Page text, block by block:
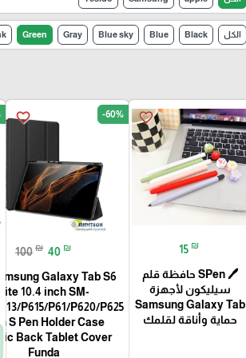
الكل Black
Blue
Blue sky
Gray
Green
favorite_border
15 ₪
🖊️ SPen حافظة قلم
سيليكون لأجهزة
Samsung Galaxy Tab
حماية وأناقة لقلمك
favorite_border -60%
100 ₪ 40 ₪
Galaxy Tab S6
Lite 10.4 inch SM-
P615/P61/P620/P625
S Pen Holder Case
Back Tablet Cover
Funda